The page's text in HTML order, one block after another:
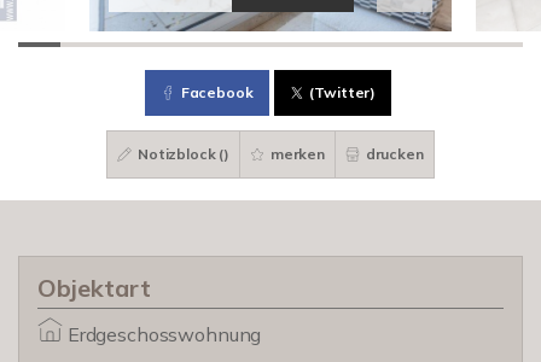
Facebook (Twitter)
Notizblock () merken drucken
Objektart
Erdgeschosswohnung